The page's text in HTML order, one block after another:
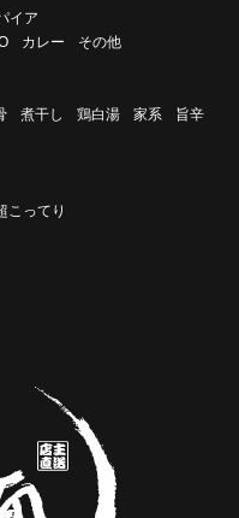
イア
カレー その他
煮干し 鶏白湯 家系
旨辛
こってり